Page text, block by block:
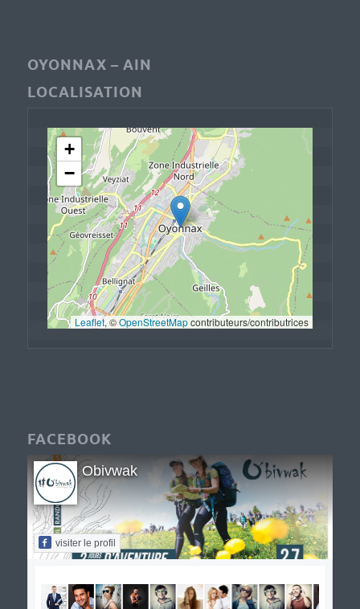
OYONNAX – AIN
LOCALISATION
+
−
Leaflet, © OpenStreetMap contributeurs/contributrices
FACEBOOK
Obivwak
visiter le profil